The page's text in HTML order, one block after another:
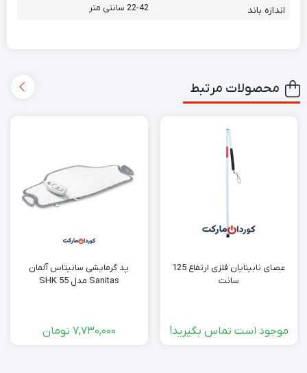
اندازه باند 22-42 سانتی متر
محصولات مرتبط
عصای نابینایان فلزی ارتفاع 125
سانت
موجود است تماس بگیرید!
پد گرمایشی سانیتاس آلمان
Sanitas مدل SHK 55
7,730,000 تومان